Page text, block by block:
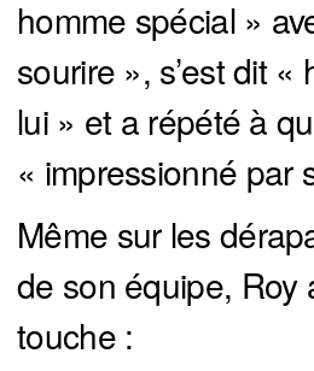
homme spécial »
sourire », s’est dit
lui » et a répété à
« impressionné par
Même sur les
de son équipe, Roy
touche :